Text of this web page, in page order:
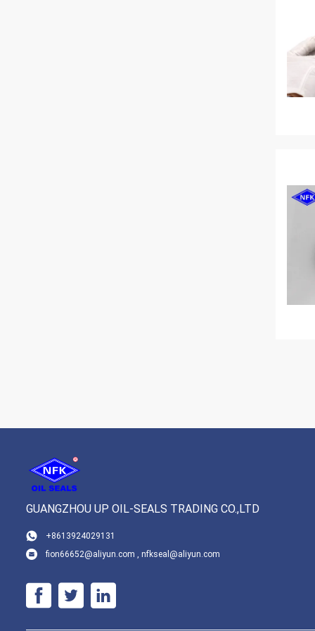
GUANGZHOU UP OIL-SEALS TRADING CO.,LTD
+8613924029131
fion66652@aliyun.com , nfkseal@aliyun.com